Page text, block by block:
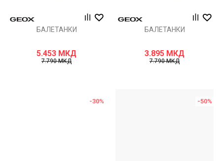
БАЛЕТАНКИ
5.453 МКД
7.790МКД
БАЛЕТАНКИ
3.895 МКД
7.790МКД
-30% -50%